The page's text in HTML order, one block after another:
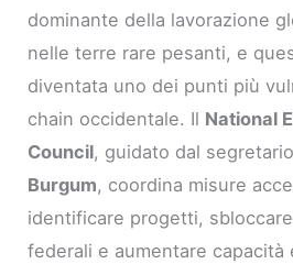
dominante della lavorazione
nelle terre rare pesanti, e
diventata uno dei punti più
chain occidentale. Il National
Council, guidato dal
Burgum, coordina misure
identificare progetti,
federali e aumentare capacità